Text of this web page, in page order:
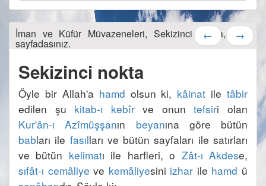
İman ve Küfür Müvazeneleri, Sekizinci Nokta, 240.
sayfadasınız.
← →
Öyle bir Allah'a hamd olsun ki, kâinat ile tâbir
edilen şu kitab-ı kebîr ve onun tefsir
Kur'ân-ı Azîmüşşanın beyan
babları ile fasılları ve bütün sayfaları ile satırları
ve bütün kelimatı ile harfleri, o Zât-ı Akdes
sıfât-ı cemâliye ve kemâliyesini izhar ile hamd